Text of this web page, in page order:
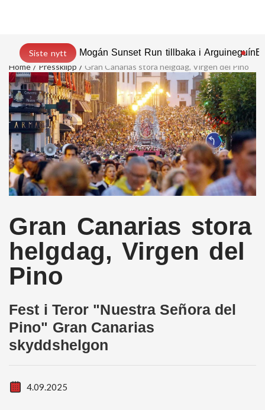
Siste nytt Mogán Sunset Run tillbaka i Arguineguín
Home
Pressklipp Gran Canarias stora helgdag, Virgen del Pino
Gran Canarias stora
helgdag, Virgen del
Pino
Fest i Teror "Nuestra Señora del
Pino" Gran Canarias
skyddshelgon
4.09.2025